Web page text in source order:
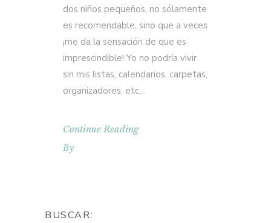
dos niños pequeños, no sólamente
es recomendable, sino que a veces
¡me da la sensación de que es
imprescindible! Yo no podría vivir
sin mis listas, calendarios, carpetas,
organizadores, etc…
Continue Reading
By
BUSCAR: